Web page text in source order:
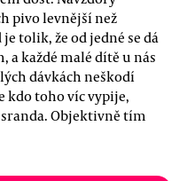
pivo levnější než
tolik, že od jedné se dá
a každé malé dítě u nás
dávkách neškodí
kdo toho víc vypije,
Objektivně tím